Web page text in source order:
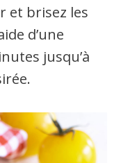
et brisez les
d’une
jusqu’à